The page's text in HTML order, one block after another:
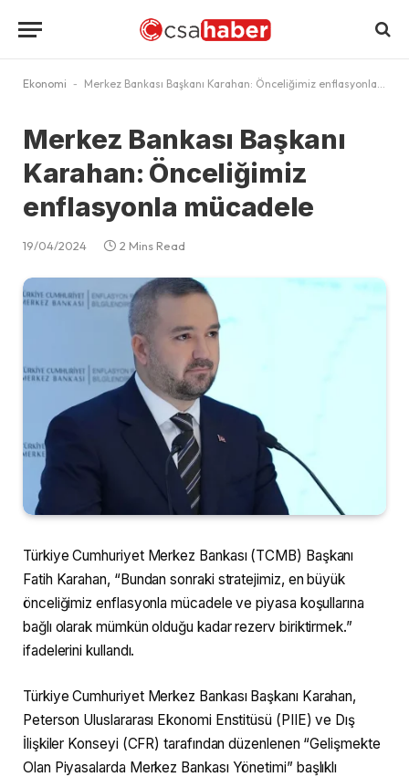
Ekonomi - Merkez Bankası Başkanı Karahan: Önceliğimiz enflasyonla mücadele
Merkez Bankası Başkanı
Karahan: Önceliğimiz
enflasyonla mücadele
19/04/2024 2 Mins Read
Türkiye Cumhuriyet Merkez Bankası (TCMB) Başkanı
Fatih Karahan, “Bundan sonraki stratejimiz, en büyük
önceliğimiz enflasyonla mücadele ve piyasa koşullarına
bağlı olarak mümkün olduğu kadar rezerv biriktirmek.”
ifadelerini kullandı.
Türkiye Cumhuriyet Merkez Bankası Başkanı Karahan,
Peterson Uluslararası Ekonomi Enstitüsü (PIIE) ve Dış
İlişkiler Konseyi (CFR) tarafından düzenlenen “Gelişmekte
Olan Piyasalarda Merkez Bankası Yönetimi” başlıklı